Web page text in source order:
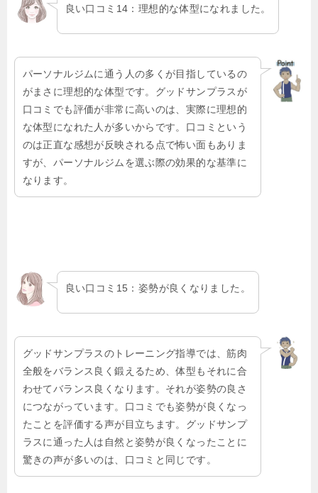
良い口コミ14：理想的な体型になれました。
パーソナルジムに通う人の多くが目指しているの
がまさに理想的な体型です。グッドサンプラスが
口コミでも評価が非常に高いのは、実際に理想的
な体型になれた人が多いからです。口コミという
のは正直な感想が反映される点で怖い面もありま
すが、パーソナルジムを選ぶ際の効果的な基準に
なります。
良い口コミ15：姿勢が良くなりました。
グッドサンプラスのトレーニング指導では、筋肉
全般をバランス良く鍛えるため、体型もそれに合
わせてバランス良くなります。それが姿勢の良さ
につながっています。口コミでも姿勢が良くなっ
たことを評価する声が目立ちます。グッドサンプ
ラスに通った人は自然と姿勢が良くなったことに
驚きの声が多いのは、口コミと同じです。